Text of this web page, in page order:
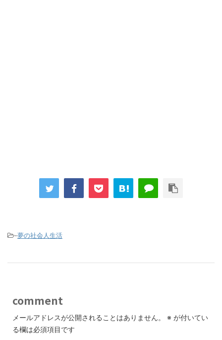
-夢の社会人生活
comment
メールアドレスが公開されることはありません。 ※ が付いてい
る欄は必須項目です